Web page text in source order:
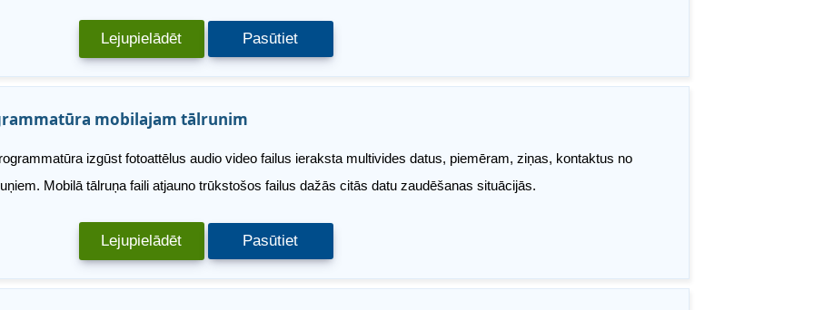
Lejupielādēt Pasūtiet
mobilajam tālrunim
izgūst fotoattēlus audio video failus ieraksta multivides datus, piemēram, ziņas, kontaktus no
Mobilā tālruņa faili atjauno trūkstošos failus dažās citās datu zaudēšanas situācijās.
Lejupielādēt Pasūtiet